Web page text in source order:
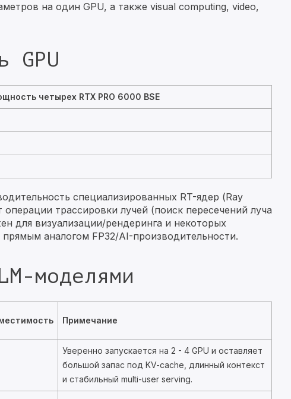
на один GPU, а также visual computing, video,
GPU
четырех RTX PRO 6000 BSE
специализированных RT-ядер (Ray
трассировки лучей (поиск пересечений луча
для визуализации/рендеринга и некоторых
аналогом FP32/AI-производительности.
моделями
Примечание
Уверенно запускается на 2 - 4 GPU и оставляет
большой запас под KV-cache, длинный контекст
и стабильный multi-user serving.